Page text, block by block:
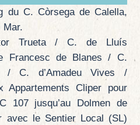
du C. Còrsega de Calella,
Trueta / C. de Lluís
Francesc de Blanes / C.
/ C. d’Amadeu Vives /
Appartements Cliper pour
107 jusqu’au Dolmen de
avec le Sentier Local (SL)